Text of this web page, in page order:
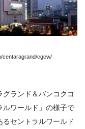
centaragrand/cgcw/
ランド＆バンコクコ
ルワールド」の様子で
セントラルワールド